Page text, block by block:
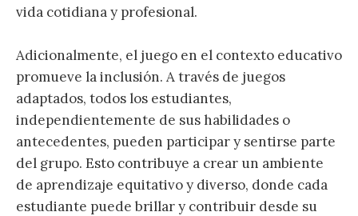
vida cotidiana y profesional.
Adicionalmente, el juego en el contexto educativo
promueve la inclusión. A través de juegos
adaptados, todos los estudiantes,
independientemente de sus habilidades o
antecedentes, pueden participar y sentirse parte
del grupo. Esto contribuye a crear un ambiente
de aprendizaje equitativo y diverso, donde cada
estudiante puede brillar y contribuir desde su